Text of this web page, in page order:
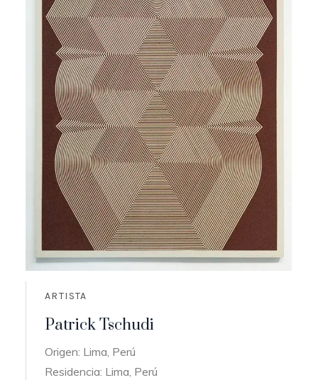
ARTISTA
Patrick Tschudi
Origen: Lima, Perú
Residencia: Lima, Perú